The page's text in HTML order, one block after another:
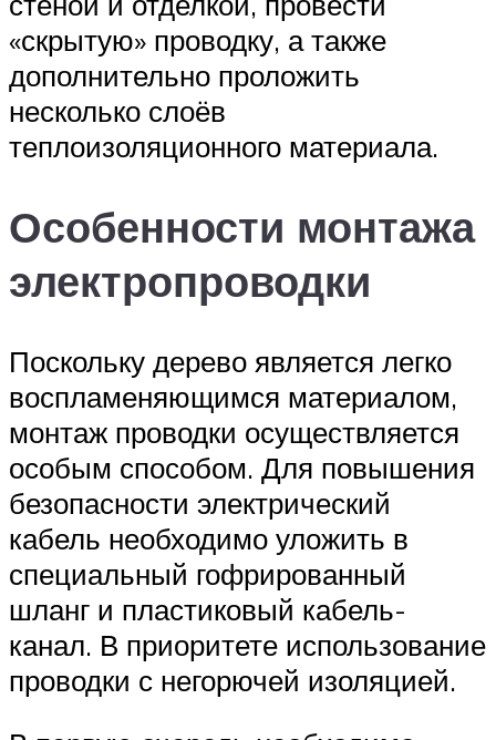
«скрытую» проводку, а также
дополнительно проложить
несколько слоёв
теплоизоляционного материала.
Особенности монтажа
электропроводки
Поскольку дерево является легко
воспламеняющимся материалом,
монтаж проводки осуществляется
особым способом. Для повышения
безопасности электрический
кабель необходимо уложить в
специальный гофрированный
шланг и пластиковый кабель-
канал. В приоритете использование
проводки с негорючей изоляцией.